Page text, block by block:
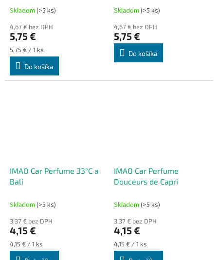
Skladom (>5 ks)
4,67 € bez DPH
5,75 €
Jednotková
cena:
5,75 € / 1 ks
Do košíka
Skladom (>5 ks)
4,67 € bez DPH
5,75 €
Do košíka
IMAO Car Perfume 33°C a
Bali
Skladom (>5 ks)
3,37 € bez DPH
4,15 €
Jednotková
cena:
4,15 € / 1 ks
IMAO Car Perfume
Douceurs de Capri
Skladom (>5 ks)
3,37 € bez DPH
4,15 €
Jednotková
cena:
4,15 € / 1 ks